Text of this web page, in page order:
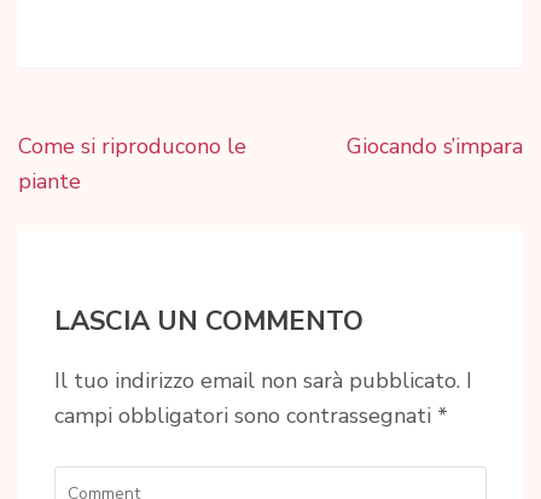
Navigazione
articoli
Come si riproducono le
piante
Giocando s’impara
LASCIA UN COMMENTO
Il tuo indirizzo email non sarà pubblicato. I
campi obbligatori sono contrassegnati *
Comment